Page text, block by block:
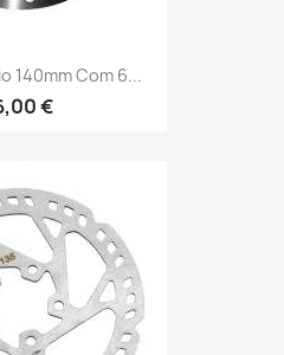
140mm Com 6...
€